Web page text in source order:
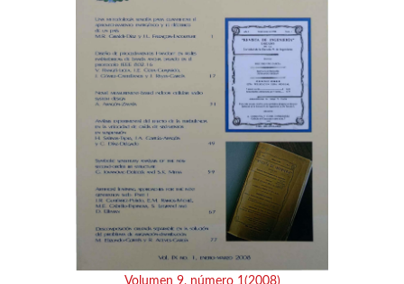
Volumen 9, número 1(2008)